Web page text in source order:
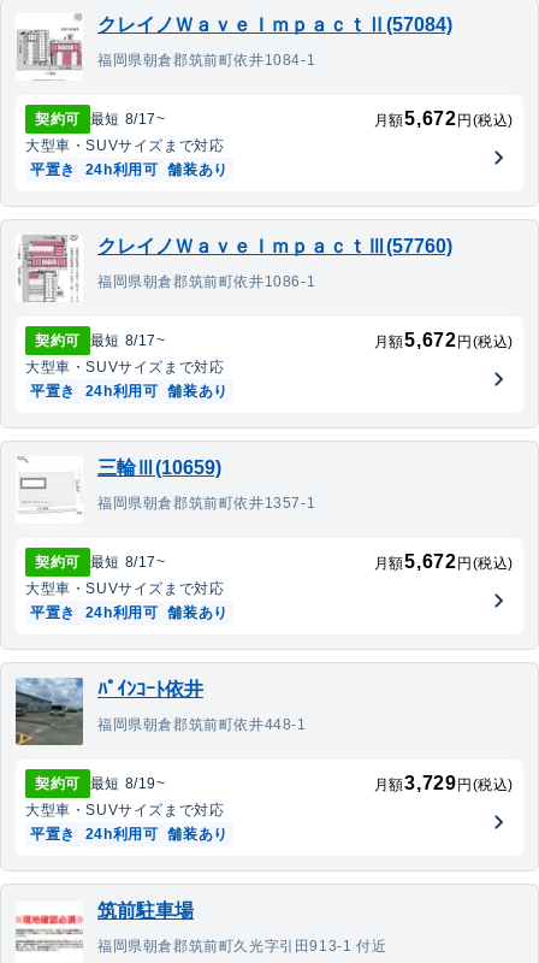
クレイノＷａｖｅＩｍｐａｃｔⅡ(57084)
福岡県朝倉郡筑前町依井1084-1
契約可 最短 8/17~ 月額5,672 円(税込)
大型車・SUVサイズまで対応
平置き
24h利用可 舗装あり
クレイノＷａｖｅＩｍｐａｃｔⅢ(57760)
福岡県朝倉郡筑前町依井1086-1
契約可 最短 8/17~ 月額5,672 円(税込)
大型車・SUVサイズまで対応
平置き
24h利用可 舗装あり
三輪Ⅲ(10659)
福岡県朝倉郡筑前町依井1357-1
契約可 最短 8/17~ 月額5,672 円(税込)
大型車・SUVサイズまで対応
平置き
24h利用可 舗装あり
ﾊﾟｲﾝｺｰﾄ依井
福岡県朝倉郡筑前町依井448-1
契約可 最短 8/19~ 月額3,729 円(税込)
大型車・SUVサイズまで対応
平置き
24h利用可 舗装あり
筑前駐車場
福岡県朝倉郡筑前町久光字引田913-1 付近